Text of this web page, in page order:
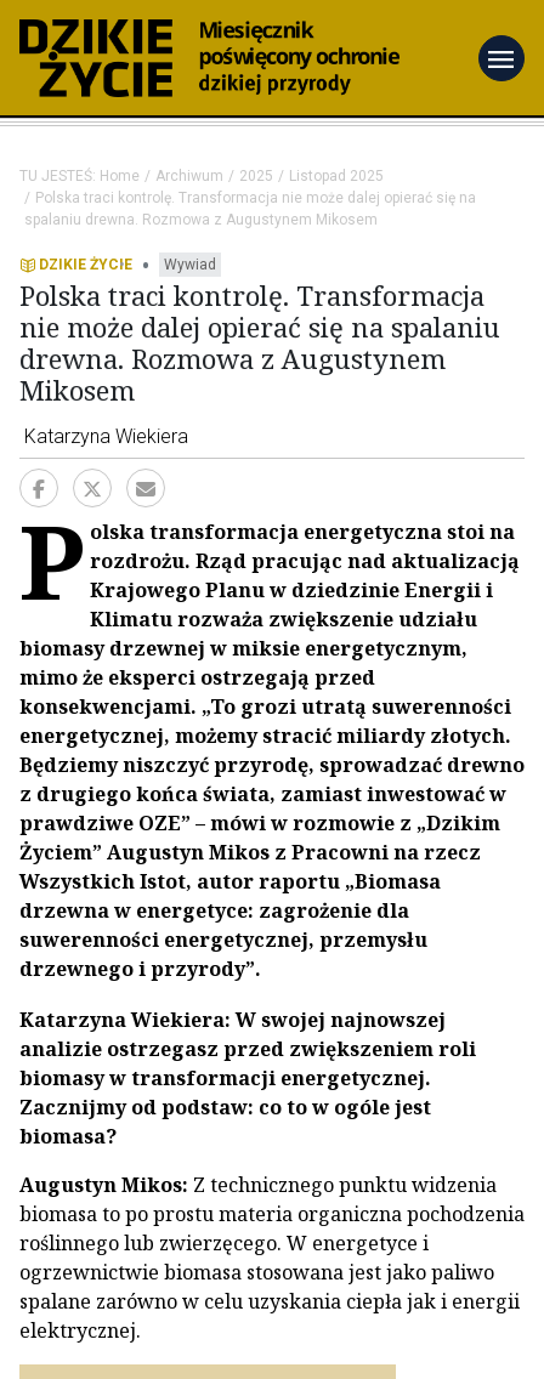
menu
TU JESTEŚ: Home Archiwum 2025
Listopad 2025
Polska traci kontrolę. Transformacja nie może dalej opierać się na
spalaniu drewna. Rozmowa z Augustynem Mikosem
DZIKIE ŻYCIE • Wywiad
Polska traci kontrolę. Transformacja
nie może dalej opierać się na spalaniu
drewna. Rozmowa z Augustynem
Mikosem
Katarzyna Wiekiera
P olska transformacja energetyczna stoi na
rozdrożu. Rząd pracując nad aktualizacją
Krajowego Planu w dziedzinie Energii i
Klimatu rozważa zwiększenie udziału
biomasy drzewnej w miksie energetycznym,
mimo że eksperci ostrzegają przed
konsekwencjami. „To grozi utratą suwerenności
energetycznej, możemy stracić miliardy złotych.
Będziemy niszczyć przyrodę, sprowadzać drewno
z drugiego końca świata, zamiast inwestować w
prawdziwe OZE” – mówi w rozmowie z „Dzikim
Życiem” Augustyn Mikos z Pracowni na rzecz
Wszystkich Istot, autor raportu „Biomasa
drzewna w energetyce: zagrożenie dla
suwerenności energetycznej, przemysłu
drzewnego i przyrody”.
Katarzyna Wiekiera: W swojej najnowszej
analizie ostrzegasz przed zwiększeniem roli
biomasy w transformacji energetycznej.
Zacznijmy od podstaw: co to w ogóle jest
biomasa?
Augustyn Mikos: Z technicznego punktu widzenia
biomasa to po prostu materia organiczna pochodzenia
roślinnego lub zwierzęcego. W energetyce i
ogrzewnictwie biomasa stosowana jest jako paliwo
spalane zarówno w celu uzyskania ciepła jak i energii
elektrycznej.